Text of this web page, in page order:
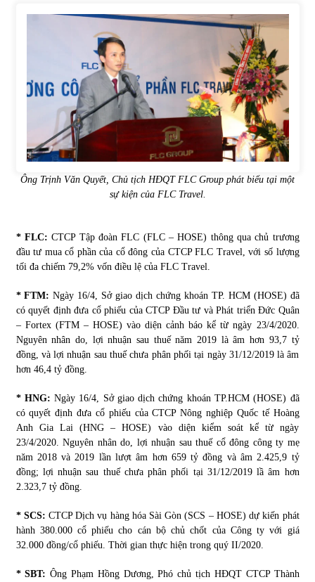
31/05/2022
Bất ổn từ các cuộc đấu giá đất ở Thanh Hoá
31/05/2022
Tiền gửi vào ngân hàng tiếp tục tăng mạnh
31/05/2022
Vietcombank và Eximbank
Chứng khoán ngày 30/5/2022: Top 10 cổ phiếu nổi bật
31/05/2022
Phân tích giá tiền điện tử sau ngày thị trường lập kỷ lục
vốn hóa
09/11/2021
13/10/2021
Top 10 xe bán chạy nhất tháng 9/2021
13/10/2021
Ông Trịnh Văn Quyết, Chủ tịch HĐQT FLC Group phát biểu tại một
sự kiện của FLC Travel.
* FLC: CTCP Tập đoàn FLC (FLC – HOSE) thông qua chủ trương
đầu tư mua cổ phần của cổ đông của CTCP FLC Travel, với số lượng
tối đa chiếm 79,2% vốn điều lệ của FLC Travel.
* FTM:Ngày 16/4, Sở giao dịch chứng khoán TP. HCM (HOSE) đã
có quyết định đưa cổ phiếu của CTCP Đầu tư và Phát triển Đức Quân
– Fortex (FTM – HOSE) vào diện cảnh báo kể từ ngày 23/4/2020.
Nguyên nhân do, lợi nhuận sau thuế năm 2019 là âm hơn 93,7 tỷ
đồng, và lợi nhuận sau thuế chưa phân phối tại ngày 31/12/2019 là âm
hơn 46,4 tỷ đồng.
* HNG: Ngày 16/4, Sở giao dịch chứng khoán TP.HCM (HOSE) đã
có quyết định đưa cổ phiếu của CTCP Nông nghiệp Quốc tế Hoàng
Anh Gia Lai (HNG – HOSE) vào diện kiểm soát kể từ ngày
23/4/2020. Nguyên nhân do, lợi nhuận sau thuế cổ đông công ty mẹ
năm 2018 và 2019 lần lượt âm hơn 659 tỷ đồng và âm 2.425,9 tỷ
đồng; lợi nhuận sau thuế chưa phân phối tại 31/12/2019 lầ âm hơn
2.323,7 tỷ đồng.
* SCS: CTCP Dịch vụ hàng hóa Sài Gòn (SCS – HOSE) dự kiến phát
hành 380.000 cổ phiếu cho cán bộ chủ chốt của Công ty với giá
32.000 đồng/cổ phiếu. Thời gian thực hiện trong quý II/2020.
* SBT: Ông Phạm Hồng Dương, Phó chủ tịch HĐQT CTCP Thành